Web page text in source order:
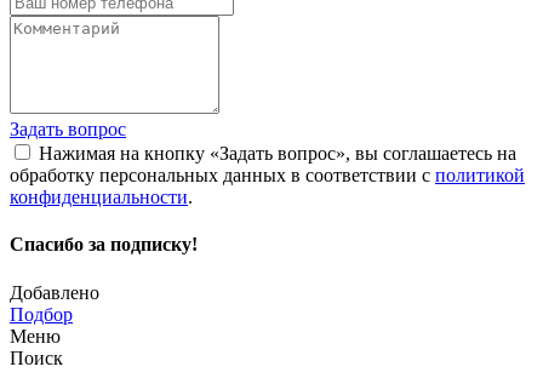
Задать вопрос
Нажимая на кнопку «Задать вопрос», вы соглашаетесь на
обработку персональных данных в соответствии с политикой
конфиденциальности.
Спасибо за подписку!
Добавлено
Подбор
Меню
Поиск